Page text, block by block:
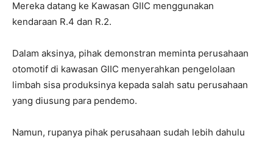
Mereka datang ke Kawasan GIIC menggunakan
kendaraan R.4 dan R.2.
Dalam aksinya, pihak demonstran meminta perusahaan
otomotif di kawasan GIIC menyerahkan pengelolaan
limbah sisa produksinya kepada salah satu perusahaan
yang diusung para pendemo.
Namun, rupanya pihak perusahaan sudah lebih dahulu